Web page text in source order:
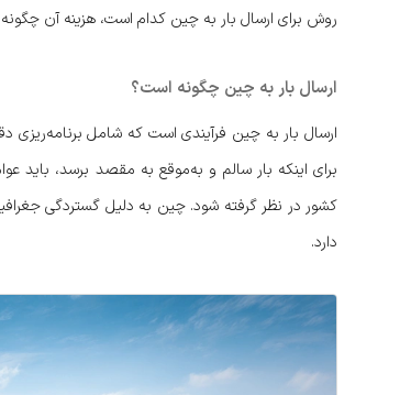
روش برای ارسال بار به چین کدام است، هزینه آن
ارسال بار به چین چگونه است؟
ارسال بار به چین فرآیندی است که شامل
برای اینکه بار سالم و به‌موقع به مقصد برسد،
کشور در نظر گرفته شود. چین به دلیل گستردگی
دارد.